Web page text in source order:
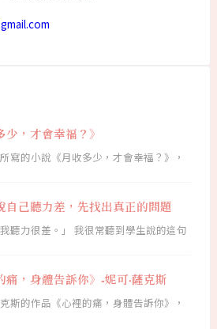
少，才會幸福？》
寫的小說《月收多少，才會幸福？》，
自己聽力差，先找出真正的問題
我聽力很差。」 我很常聽到學生說的這句
痛，身體告訴你》-妮可·薩克斯
斯的作品《心裡的痛，身體告訴你》，